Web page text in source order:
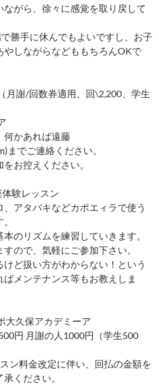
がら、徐々に感覚を取り戻して
勝手に休んでもよいですし、お子
やしながらなどももちろんOKで
月謝/回数券適用、回\2,200、学生
何かあれば遠藤
までご連絡ください。
お控えください。
験レッスン
アタバキなどカポエィラで使う
のリズムを練習していきます。
ので、気軽にご参加下さい。
ど扱い方がわからない！という
メンテナンス等もお教えしま
大久保アカデミーア
円 月謝の人1000円（学生500
ン料金改定に伴い、回払の金額を
ください。